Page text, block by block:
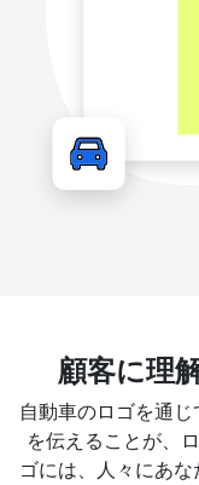
顧客に理
自動車のロゴを通
を伝えることが、
ゴには、人々にあ